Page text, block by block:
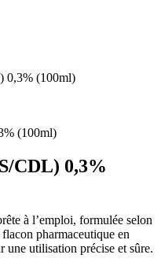
0,3% (100ml)
CDL) 0,3%
à l’emploi, formulée selon
pharmaceutique en
une utilisation précise et sûre.